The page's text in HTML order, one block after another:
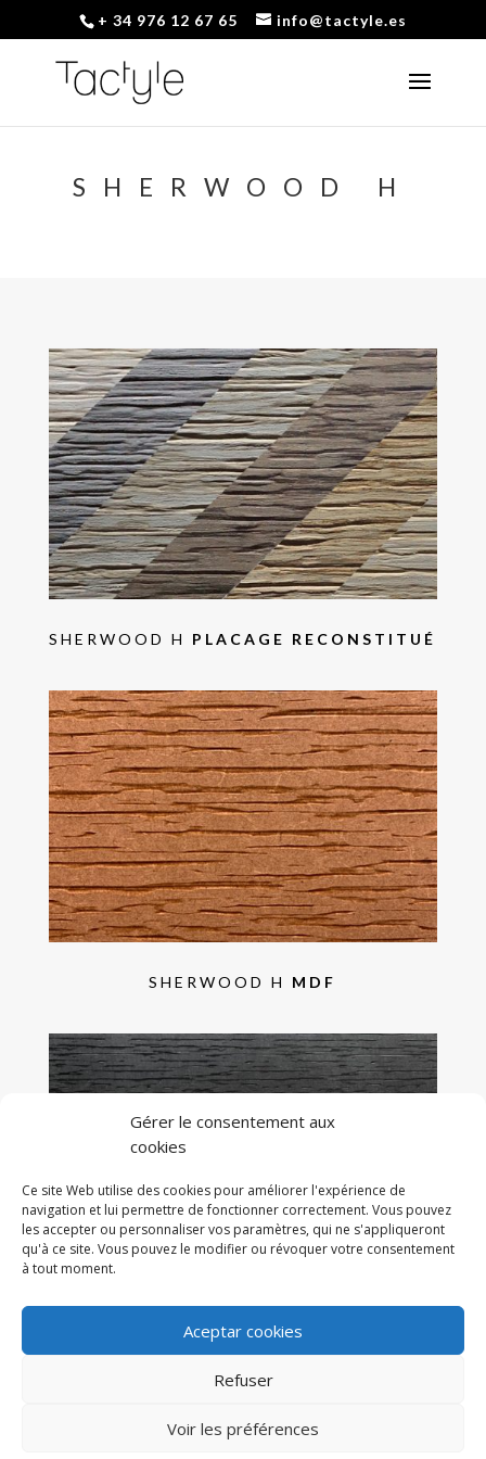
Gérer le consentement aux
cookies
Ce site Web utilise des cookies pour améliorer l'expérience de
navigation et lui permettre de fonctionner correctement. Vous pouvez
les accepter ou personnaliser vos paramètres, qui ne s'appliqueront
qu'à ce site. Vous pouvez le modifier ou révoquer votre consentement
à tout moment.
Aceptar cookies
Refuser
Voir les préférences
+ 34 976 12 67 65 info@tactyle.es
SHERWOOD H
SHERWOOD H PLACAGE RECONSTITUÉ
SHERWOOD H MDF
SHERWOOD H MDF NOIR
Copyright © 2020 Maderas Unidas -Politique de cookies